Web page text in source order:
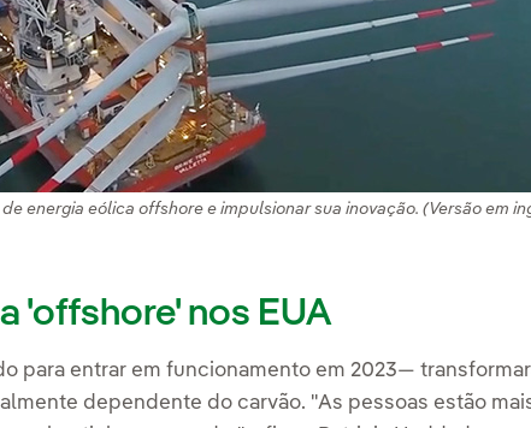
energia eólica offshore e impulsionar sua inovação. (Versão em
'offshore' nos EUA
para entrar em funcionamento em 2023—
dependente do carvão. "As pessoas estão